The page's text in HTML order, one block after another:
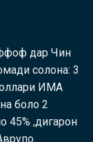
дар Чин
солона: 3
ИМА
боло 2
45% ,дигарон